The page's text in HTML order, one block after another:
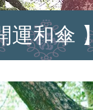
ご祈祷・ご祈
安産祈願
初宮参り
七五三詣
長寿のお祝い
神前結婚式
厄祓い・方位
車のお祓い
地鎮祭
神葬祭（神式
運和傘